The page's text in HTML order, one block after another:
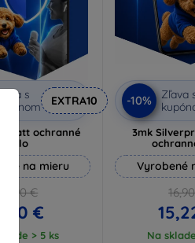
Zľava s
kupónom
EXTRA10
Matt ochranné
sklo
na mieru
10,90 €
9,80 €
> 5 ks
-10%
Zľava
3mk
Vyrobené
Na